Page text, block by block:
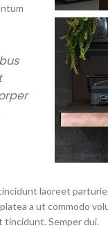
laoreet
a ut commodo
Semper dui.